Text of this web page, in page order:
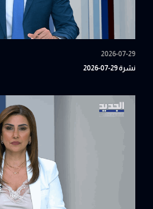
2026-07-29
نشرة 29-07-2026